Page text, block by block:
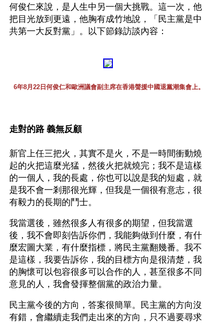
何俊仁來說，是人生中另一個大挑戰。這一次，他
把目光放到更遠，他胸有成竹地說，「民主黨是中
共第一大反對黨」。以下節錄訪談內容：
6年8月22日何俊仁和歐洲議會副主席在香港聲援中國退黨潮集會上。
走對的路 義無反顧
新官上任三把火，其實不是火，不是一時間衝動燒
起的火把這麼光猛，然後火把就燒完；我不是這樣
的一個人，我的長處，你也可以說是我的短處，就
是我不會一剎那很光輝，但我是一個很有意志，很
有毅力的長期的鬥士。
我當選後，雖然很多人有很多的期望，但我當選
後，我不會即刻告訴你們，我能夠做到什麼，有什
麼宏圖大業，有什麼指標，將民主黨翻幾番。我不
是這樣，我要告訴你，我的目標方向是很清楚，我
的胸懷可以包容很多可以合作的人，甚至很多不同
意見的人，我會發揮整個黨的政治力量。
民主黨今後的方向，答案很簡單。民主黨的方向沒
有錯，會繼續走我們走出來的方向，只不過要尋求